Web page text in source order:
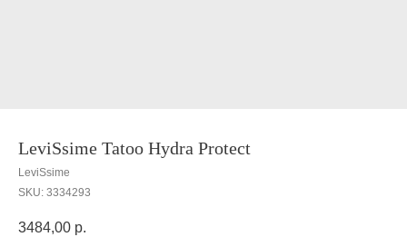
LeviSsime Tatoo Hydra Protect
LeviSsime
SKU: 3334293
3484,00 р.